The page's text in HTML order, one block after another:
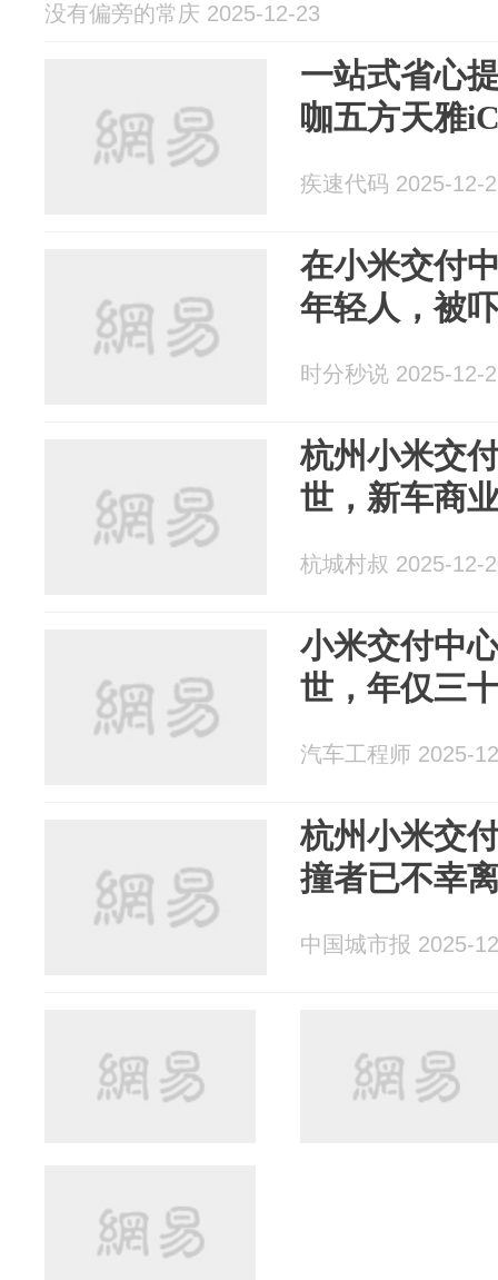
没有偏旁的常庆 2025-12-23
一站式省心
咖五方天雅
疾速代码 2025-12-
在小米交付
年轻人，被
时分秒说 2025-12-
杭州小米交
世，新车商
杭城村叔 2025-12-
小米交付中
世，年仅三
汽车工程师 2025-
杭州小米交
撞者已不幸
中国城市报 2025-